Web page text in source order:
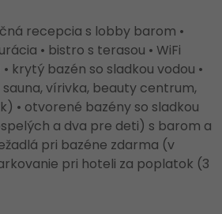
recepcia s lobby barom •
• bistro s terasou • WiFi
krytý bazén so sladkou vodou •
sauna, vírivka, beauty centrum,
• otvorené bazény so sladkou
a dva pre deti) s barom a
pri bazéne zdarma (v
pri hoteli za poplatok (3